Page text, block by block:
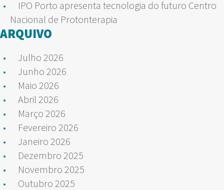
IPO Porto apresenta tecnologia do futuro Centro
Nacional de Protonterapia
ARQUIVO
Julho 2026
Junho 2026
Maio 2026
Abril 2026
Março 2026
Fevereiro 2026
Janeiro 2026
Dezembro 2025
Novembro 2025
Outubro 2025